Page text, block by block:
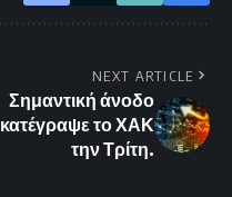
NEXT ARTICLE
Σημαντική άνοδο
κατέγραψε το ΧΑΚ
την Τρίτη.